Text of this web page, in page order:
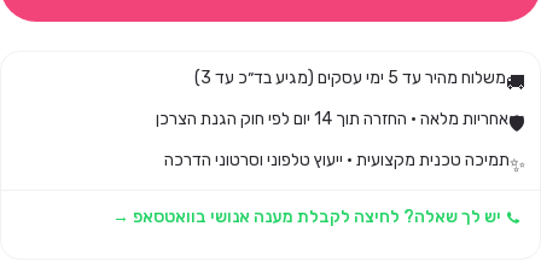
🚚משלוח מהיר עד 5 ימי עסקים (מגיע בד״כ עד 3)
🛡️אחריות מלאה · החזרה תוך 14 יום לפי חוק הגנת הצרכן
✨תמיכה טכנית מקצועית · ייעוץ טלפוני וסרטוני הדרכה
יש לך שאלה? לחיצה לקבלת מענה אנושי בוואטסאפ →